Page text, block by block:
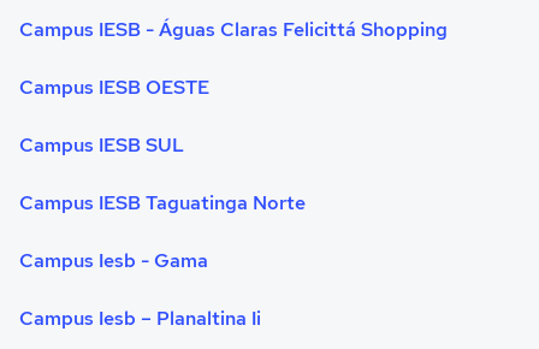
Campus IESB - Águas Claras Felicittá Shopping
Campus IESB OESTE
Campus IESB SUL
Campus IESB Taguatinga Norte
Campus Iesb - Gama
Campus Iesb – Planaltina Ii